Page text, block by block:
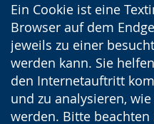
Ein Cookie ist eine
Browser auf dem
jeweils zu einer
werden kann. Sie
den Internetauftritt
und zu analysieren,
werden. Bitte beachten